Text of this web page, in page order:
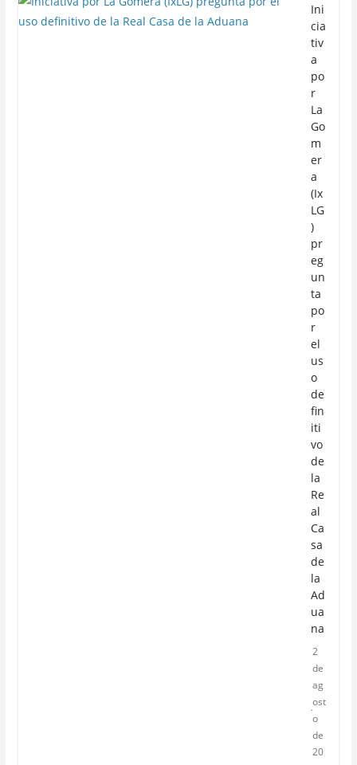
Ini
cia
tiv
a
po
r
La
Go
m
er
a
(Ix
LG
)
pr
eg
un
ta
po
r
el
us
o
de
fin
iti
vo
de
la
Re
al
Ca
sa
de
la
Ad
ua
na
2
de
ag
ost
o
de
20